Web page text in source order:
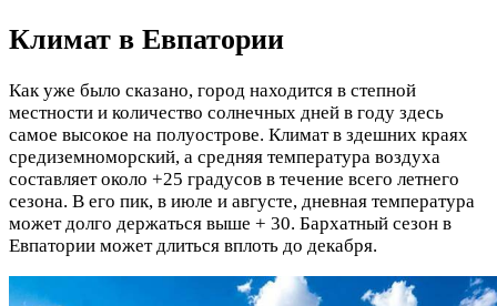
Климат в Евпатории
Как уже было сказано, город находится в степной
местности и количество солнечных дней в году здесь
самое высокое на полуострове. Климат в здешних краях
средиземноморский, а средняя температура воздуха
составляет около +25 градусов в течение всего летнего
сезона. В его пик, в июле и августе, дневная температура
может долго держаться выше + 30. Бархатный сезон в
Евпатории может длиться вплоть до декабря.